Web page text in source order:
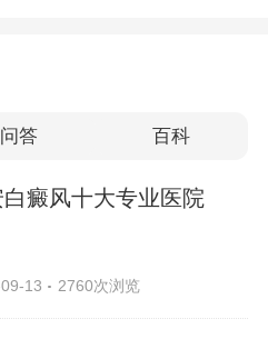
问答 百科
癜风十大专业医院
13 2760次浏览